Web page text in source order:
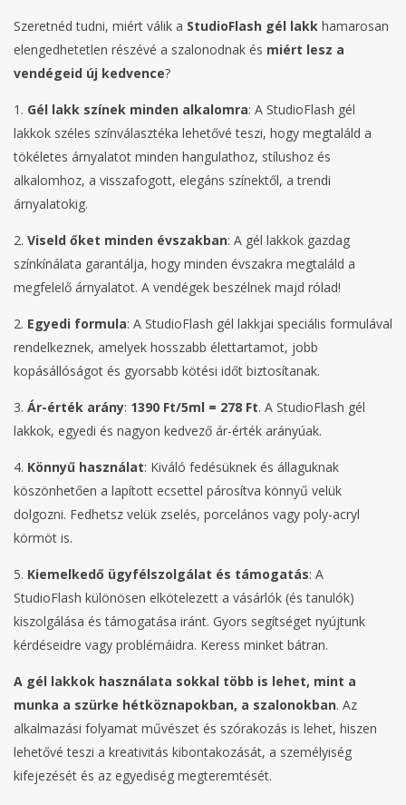
Szeretnéd tudni, miért válik a StudioFlash gél lakk hamarosan
elengedhetetlen részévé a szalonodnak és miért lesz a
vendégeid új kedvence?
1. Gél lakk színek minden alkalomra: A StudioFlash gél
lakkok széles színválasztéka lehetővé teszi, hogy megtaláld a
tökéletes árnyalatot minden hangulathoz, stílushoz és
alkalomhoz, a visszafogott, elegáns színektől, a trendi
árnyalatokig.
2. Viseld őket minden évszakban: A gél lakkok gazdag
színkínálata garantálja, hogy minden évszakra megtaláld a
megfelelő árnyalatot. A vendégek beszélnek majd rólad!
2. Egyedi formula: A StudioFlash gél lakkjai speciális formulával
rendelkeznek, amelyek hosszabb élettartamot, jobb
kopásállóságot és gyorsabb kötési időt biztosítanak.
3. Ár-érték arány: 1390 Ft/5ml = 278 Ft. A StudioFlash gél
lakkok, egyedi és nagyon kedvező ár-érték arányúak.
4. Könnyű használat: Kiváló fedésüknek és állaguknak
köszönhetően a lapított ecsettel párosítva könnyű velük
dolgozni. Fedhetsz velük zselés, porcelános vagy poly-acryl
körmöt is.
5. Kiemelkedő ügyfélszolgálat és támogatás: A
StudioFlash különösen elkötelezett a vásárlók (és tanulók)
kiszolgálása és támogatása iránt. Gyors segítséget nyújtunk
kérdéseidre vagy problémáidra. Keress minket bátran.
A gél lakkok használata sokkal több is lehet, mint a
munka a szürke hétköznapokban, a szalonokban. Az
alkalmazási folyamat művészet és szórakozás is lehet, hiszen
lehetővé teszi a kreativitás kibontakozását, a személyiség
kifejezését és az egyediség megteremtését.